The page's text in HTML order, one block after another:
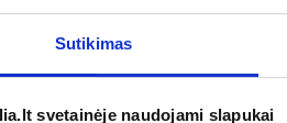
Sutikimas
svetainėje naudojami slapukai
-50%